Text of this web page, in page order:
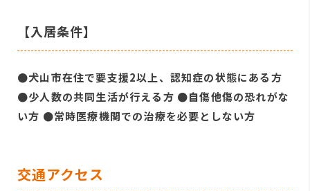
【入居条件】
●犬山市在住で要支援2以上、認知症の状態にある方
●少人数の共同生活が行える方 ●自傷他傷の恐れがな
い方 ●常時医療機関での治療を必要としない方
交通アクセス